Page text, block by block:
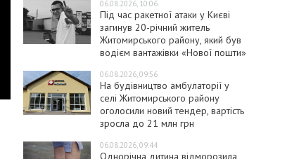
06.08.2026, 10:06
Під час ракетної атаки у Києві
загинув 20-річний житель
Житомирського району, який був
водієм вантажівки «Нової пошти»
06.08.2026, 09:56
На будівництво амбулаторії у
селі Житомирського району
оголосили новий тендер, вартість
зросла до 21 млн грн
06.08.2026, 09:44
Однорічна дитина відморозила